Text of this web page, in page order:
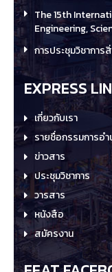
The 15th
Engineering,
การประชุมวิชากา
EXPRESS
เกี่ยวกับเรา
รายชื่อกรรมการอ
ข่าวสาร
ประชุมวิชาการ
วารสาร
หนังสือ
สมัครงาน